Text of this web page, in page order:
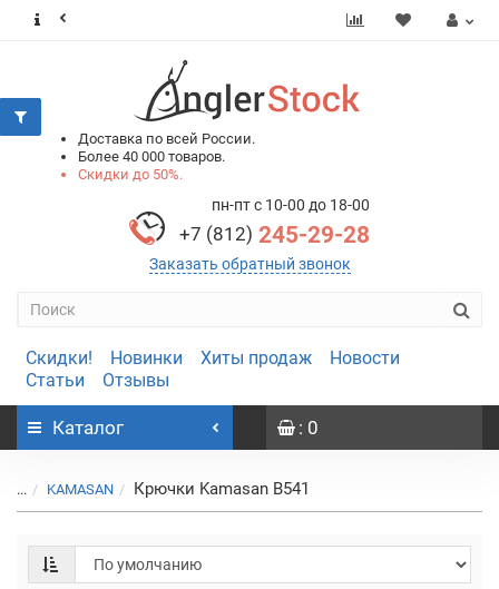
Доставка по всей России.
Более 40 000 товаров.
Скидки до 50%.
пн-пт с 10-00 до 18-00
+7 (812) 245-29-28
Заказать обратный звонок
Скидки! Новинки Хиты продаж
Новости
Статьи
Отзывы
Каталог : 0
... KAMASAN Крючки Kamasan B541